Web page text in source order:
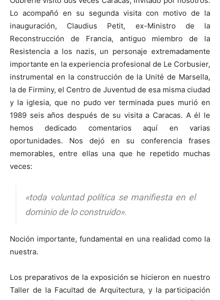
Lo acompañó en su segunda visita con motivo de la
inauguración, Claudius Petit, ex-Ministro de la
Reconstrucción de Francia, antiguo miembro de la
Resistencia a los nazis, un personaje extremadamente
importante en la experiencia profesional de Le Corbusier,
instrumental en la construcción de la Unité de Marsella,
la de Firminy, el Centro de Juventud de esa misma ciudad
y la iglesia, que no pudo ver terminada pues murió en
1989 seis años después de su visita a Caracas. A él le
hemos dedicado comentarios aquí en varias
oportunidades. Nos dejó en su conferencia frases
memorables, entre ellas una que he repetido muchas
veces:
«toda voluntad política se manifiesta en el
dominio de lo construido».
Noción importante, fundamental en una realidad como la
nuestra.
Los preparativos de la exposición se hicieron en nuestro
Taller de la Facultad de Arquitectura, y la participación